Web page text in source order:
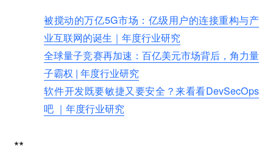
被搅动的万亿5G市场：亿级用户的连接重构与产
业互联网的诞生｜年度行业研究
全球量子竞赛再加速：百亿美元市场背后，角力量
子霸权 | 年度行业研究
软件开发既要敏捷又要安全？来看看DevSecOps
吧 ｜年度行业研究
**